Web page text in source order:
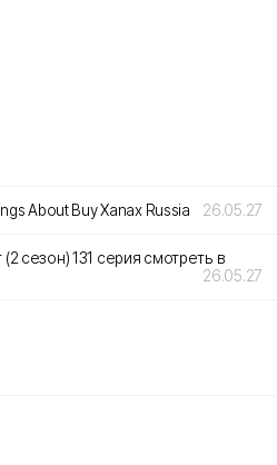
About Buy Xanax Russia 26.05.27
сезон) 131 серия смотреть в
26.05.27